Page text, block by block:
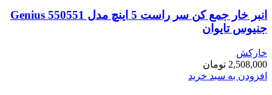
انبر خار جمع کن سر راست 5 اینچ مدل Genius 550551
جنیوس تایوان
خارکش
2,508,000 تومان
افزودن به سبد خرید